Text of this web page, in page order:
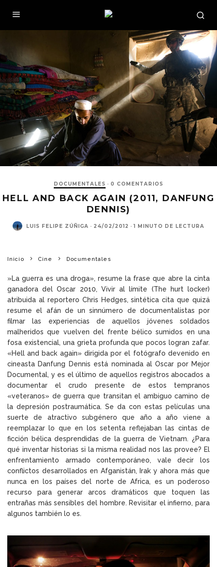
DOCUMENTALES · 0 COMENTARIOS
HELL AND BACK AGAIN (2011, DANFUNG
DENNIS)
LUIS FELIPE ZÚÑIGA · 24/02/2012 · 1 MINUTO DE LECTURA
Inicio Cine Documentales
‎»La guerra es una droga», resume la frase que abre la cinta
ganadora del Oscar 2010, Vivir al límite (The hurt locker)
atribuida al reportero Chris Hedges, sintética cita que quizá
resume el afán de un sinnúmero de documentalistas por
filmar las experiencias de aquellos jóvenes soldados
malheridos que vuelven del frente bélico sumidos en una
fosa existencial, una grieta profunda que pocos logran zafar.
«Hell and back again» dirigida por el fotógrafo devenido en
cineasta Danfung Dennis está nominada al Oscar por Mejor
Documental, y es el último de aquellos registros abocados a
documentar el crudo presente de estos tempranos
«veteranos» de guerra que transitan el ambiguo camino de
la depresión postraumática. Se da con estas películas una
suerte de atractivo subgénero que año a año viene a
reemplazar lo que en los setenta reflejaban las cintas de
ficción bélica desprendidas de la guerra de Vietnam. ¿Para
qué inventar historias si la misma realidad nos las provee? El
enfrentamiento armado contemporáneo, vale decir los
conflictos desarrollados en Afganistán, Irak y ahora más que
nunca en los países del norte de Africa, es un poderoso
recurso para generar arcos dramáticos que toquen las
entrañas más sensibles del hombre. Revisitar el infierno, para
algunos también lo es.